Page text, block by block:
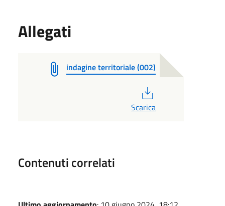
Allegati
indagine territoriale (002)
Scarica
Contenuti correlati